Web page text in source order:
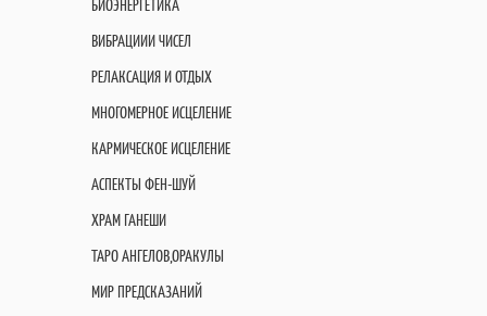
БИОЭНЕРГЕТИКА
ВИБРАЦИИИ ЧИСЕЛ
РЕЛАКСАЦИЯ И ОТДЫХ
МНОГОМЕРНОЕ ИСЦЕЛЕНИЕ
КАРМИЧЕСКОЕ ИСЦЕЛЕНИЕ
АСПЕКТЫ ФЕН-ШУЙ
ХРАМ ГАНЕШИ
ТАРО АНГЕЛОВ,ОРАКУЛЫ
МИР ПРЕДСКАЗАНИЙ